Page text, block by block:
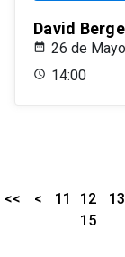
David
26 de
14:00
<< < 11 12 13
15